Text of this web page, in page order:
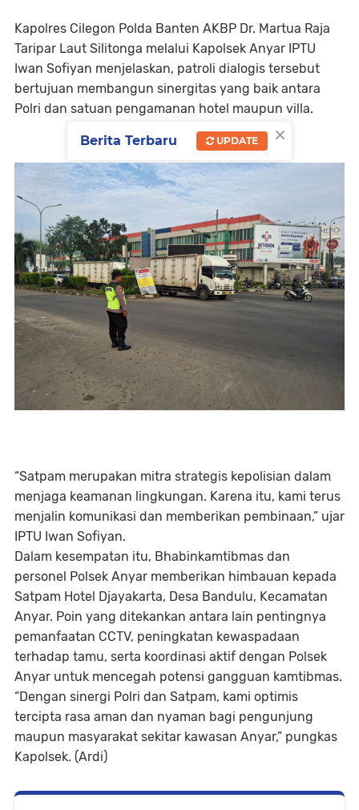
Kapolres Cilegon Polda Banten AKBP Dr. Martua Raja
Taripar Laut Silitonga melalui Kapolsek Anyar IPTU
Iwan Sofiyan menjelaskan, patroli dialogis tersebut
bertujuan membangun sinergitas yang baik antara
Polri dan satuan pengamanan hotel maupun villa.
“Satpam merupakan mitra strategis kepolisian dalam
menjaga keamanan lingkungan. Karena itu, kami terus
menjalin komunikasi dan memberikan pembinaan,” ujar
IPTU Iwan Sofiyan.
Dalam kesempatan itu, Bhabinkamtibmas dan
personel Polsek Anyar memberikan himbauan kepada
Satpam Hotel Djayakarta, Desa Bandulu, Kecamatan
Anyar. Poin yang ditekankan antara lain pentingnya
pemanfaatan CCTV, peningkatan kewaspadaan
terhadap tamu, serta koordinasi aktif dengan Polsek
Anyar untuk mencegah potensi gangguan kamtibmas.
“Dengan sinergi Polri dan Satpam, kami optimis
tercipta rasa aman dan nyaman bagi pengunjung
maupun masyarakat sekitar kawasan Anyar,” pungkas
Kapolsek. (Ardi)
×
Berita Terbaru UPDATE